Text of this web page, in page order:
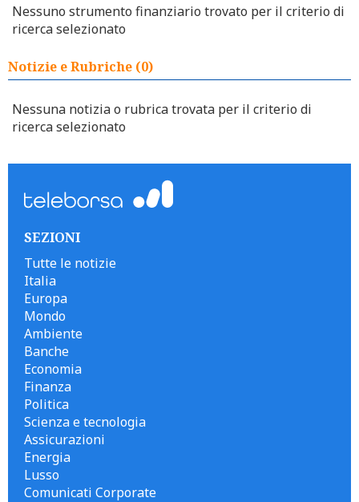
Nessuno strumento finanziario trovato per il criterio di
ricerca selezionato
Notizie e Rubriche (0)
Nessuna notizia o rubrica trovata per il criterio di
ricerca selezionato
SEZIONI
Tutte le notizie
Italia
Europa
Mondo
Ambiente
Banche
Economia
Finanza
Politica
Scienza e tecnologia
Assicurazioni
Energia
Lusso
Comunicati Corporate